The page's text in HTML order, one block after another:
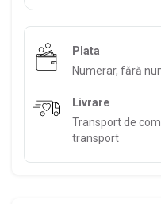
Plata
Numerar, fără
Livrare
Transport de
transport